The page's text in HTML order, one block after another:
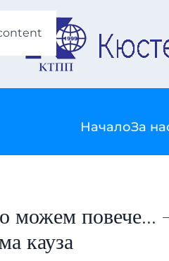
НачалоЗа
можем повече...
кауза